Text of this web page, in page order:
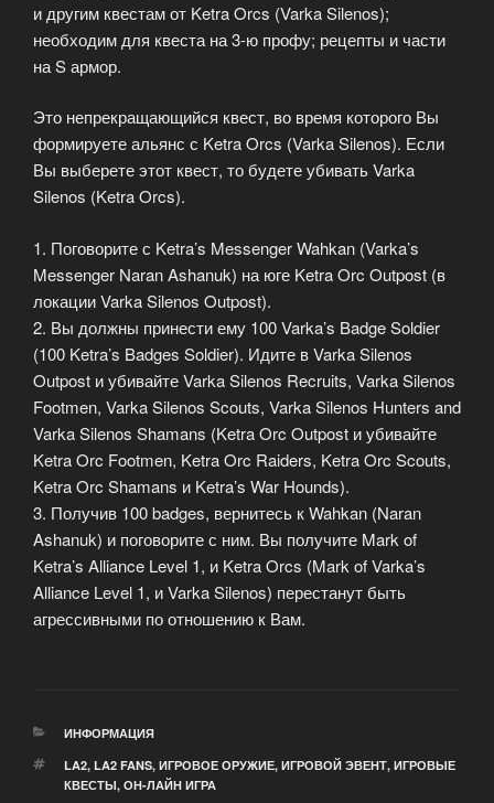
и другим квестам от Ketra Orcs (Varka Silenos);
необходим для квеста на 3-ю профу; рецепты и части
на S армор.
Это непрекращающийся квест, во время которого Вы
формируете альянс с Ketra Orcs (Varka Silenos). Если
Вы выберете этот квест, то будете убивать Varka
Silenos (Ketra Orcs).
1. Поговорите с Ketra’s Messenger Wahkan (Varka’s
Messenger Naran Ashanuk) на юге Ketra Orc Outpost (в
локации Varka Silenos Outpost).
2. Вы должны принести ему 100 Varka’s Badge Soldier
(100 Ketra’s Badges Soldier). Идите в Varka Silenos
Outpost и убивайте Varka Silenos Recruits, Varka Silenos
Footmen, Varka Silenos Scouts, Varka Silenos Hunters and
Varka Silenos Shamans (Ketra Orc Outpost и убивайте
Ketra Orc Footmen, Ketra Orc Raiders, Ketra Orc Scouts,
Ketra Orc Shamans и Ketra’s War Hounds).
3. Получив 100 badges, вернитесь к Wahkan (Naran
Ashanuk) и поговорите с ним. Вы получите Mark of
Ketra’s Alliance Level 1, и Ketra Orcs (Mark of Varka’s
Alliance Level 1, и Varka Silenos) перестанут быть
агрессивными по отношению к Вам.
РУБРИКИ
ИНФОРМАЦИЯ
МЕТКИ
LA2, LA2 FANS, ИГРОВОЕ ОРУЖИЕ, ИГРОВОЙ ЭВЕНТ, ИГРОВЫЕ
КВЕСТЫ, ОН-ЛАЙН ИГРА